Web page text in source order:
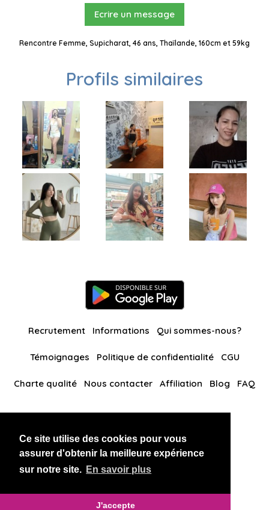
Ce site utilise des cookies pour vous
assurer d'obtenir la meilleure expérience
sur notre site. En savoir plus
J'accepte
Ecrire un message
Rencontre Femme, Supicharat, 46 ans, Thaïlande, 160cm et 59kg
Profils similaires
Recrutement Informations Qui sommes-nous?
Témoignages Politique de confidentialité CGU
Charte qualité Nous contacter Affiliation Blog FAQ
BlackAndBeauties RussianKisses
Copyright 2026 thaidatevip